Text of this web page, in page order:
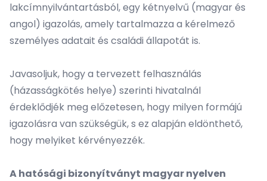
lakcímnyilvántartásból, egy kétnyelvű (magyar és
angol) igazolás, amely tartalmazza a kérelmező
személyes adatait és családi állapotát is.
Javasoljuk, hogy a tervezett felhasználás
(házasságkötés helye) szerinti hivatalnál
érdeklődjék meg előzetesen, hogy milyen formájú
igazolásra van szükségük, s ez alapján eldönthető,
hogy melyiket kérvényezzék.
A hatósági bizonyítványt magyar nyelven